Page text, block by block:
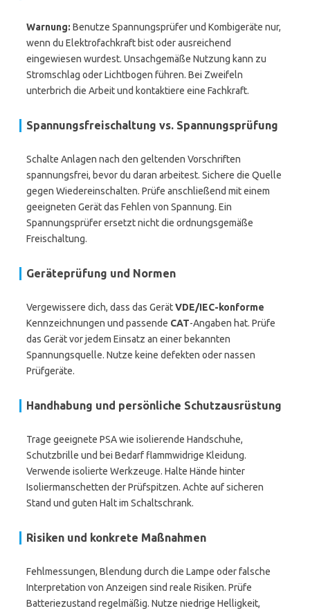
Warnung: Benutze Spannungsprüfer und Kombigeräte nur,
wenn du Elektrofachkraft bist oder ausreichend
eingewiesen wurdest. Unsachgemäße Nutzung kann zu
Stromschlag oder Lichtbogen führen. Bei Zweifeln
unterbrich die Arbeit und kontaktiere eine Fachkraft.
Spannungsfreischaltung vs. Spannungsprüfung
Schalte Anlagen nach den geltenden Vorschriften
spannungsfrei, bevor du daran arbeitest. Sichere die Quelle
gegen Wiedereinschalten. Prüfe anschließend mit einem
geeigneten Gerät das Fehlen von Spannung. Ein
Spannungsprüfer ersetzt nicht die ordnungsgemäße
Freischaltung.
Geräteprüfung und Normen
Vergewissere dich, dass das GerätVDE/IEC-konforme
Kennzeichnungen und passende CAT-Angaben hat. Prüfe
das Gerät vor jedem Einsatz an einer bekannten
Spannungsquelle. Nutze keine defekten oder nassen
Prüfgeräte.
Handhabung und persönliche Schutzausrüstung
Trage geeignete PSA wie isolierende Handschuhe,
Schutzbrille und bei Bedarf flammwidrige Kleidung.
Verwende isolierte Werkzeuge. Halte Hände hinter
Isoliermanschetten der Prüfspitzen. Achte auf sicheren
Stand und guten Halt im Schaltschrank.
Risiken und konkrete Maßnahmen
Fehlmessungen, Blendung durch die Lampe oder falsche
Interpretation von Anzeigen sind reale Risiken. Prüfe
Batteriezustand regelmäßig. Nutze niedrige Helligkeit,